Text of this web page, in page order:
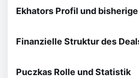
Ekhators Profil und
Finanzielle Struktur des
Puczkas Rolle und Statistik